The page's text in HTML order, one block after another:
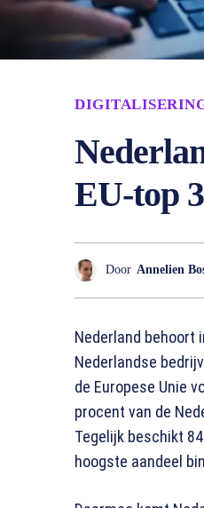
EU-top 3
Door Annelien
Nederland behoort
Nederlandse
de Europese Unie
procent van de
Tegelijk beschikt
hoogste aandeel